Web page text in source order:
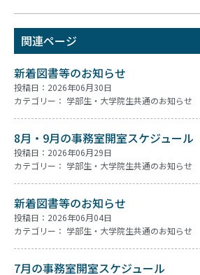
関連ページ
新着図書等のお知らせ
投稿日：2026年06月30日
カテゴリー： 学部生・大学院生共通のお知らせ
8月・9月の事務室開室スケジュール
投稿日：2026年06月29日
カテゴリー： 学部生・大学院生共通のお知らせ
新着図書等のお知らせ
投稿日：2026年06月04日
カテゴリー： 学部生・大学院生共通のお知らせ
7月の事務室開室スケジュール